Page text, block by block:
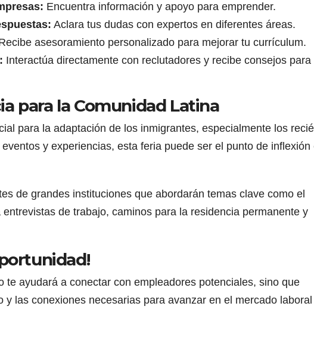
Encuentra información y apoyo para emprender.
Aclara tus dudas con expertos en diferentes áreas.
asesoramiento personalizado para mejorar tu currículum.
Interactúa directamente con reclutadores y recibe consejos para
para la Comunidad Latina
para la adaptación de los inmigrantes, especialmente los
y experiencias, esta feria puede ser el punto de inflexión
de grandes instituciones que abordarán temas clave como el
de trabajo, caminos para la residencia permanente y
te ayudará a conectar con empleadores potenciales, sino que
las conexiones necesarias para avanzar en el mercado laboral